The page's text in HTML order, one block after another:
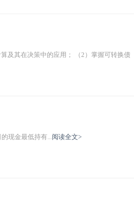
及其在决策中的应用； （2）掌握可转换债
现金最低持有...阅读全文>